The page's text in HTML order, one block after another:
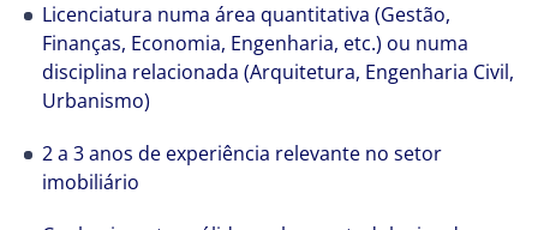
Licenciatura numa área quantitativa (Gestão,
Finanças, Economia, Engenharia, etc.) ou numa
disciplina relacionada (Arquitetura, Engenharia Civil,
Urbanismo)
2 a 3 anos de experiência relevante no setor
imobiliário
Cada año que pasa es una oportunidad para
crecimiento. Conseguimos acelerar el éxito
excepcional de nuestros clientes gracias a la